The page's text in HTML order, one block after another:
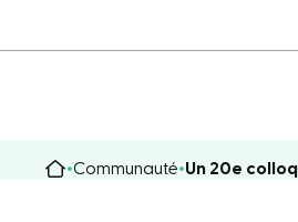
Communauté Un 20e